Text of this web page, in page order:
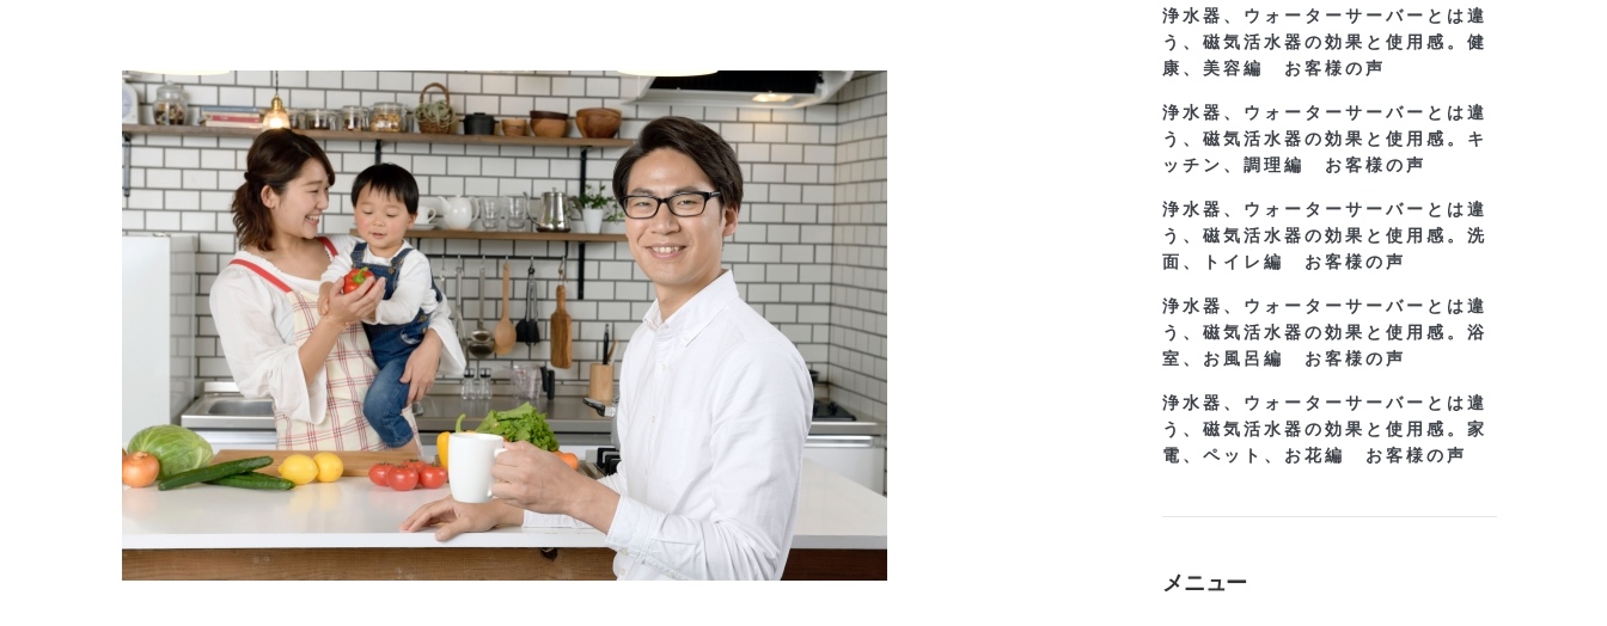
浄水器、ウォーターサーバーとは違
う、磁気活水器の効果と使用感。健
康、美容編 お客様の声
浄水器、ウォーターサーバーとは違
う、磁気活水器の効果と使用感。キ
ッチン、調理編 お客様の声
浄水器、ウォーターサーバーとは違
う、磁気活水器の効果と使用感。洗
面、トイレ編 お客様の声
浄水器、ウォーターサーバーとは違
う、磁気活水器の効果と使用感。浴
室、お風呂編 お客様の声
浄水器、ウォーターサーバーとは違
う、磁気活水器の効果と使用感。家
電、ペット、お花編 お客様の声
メニュー